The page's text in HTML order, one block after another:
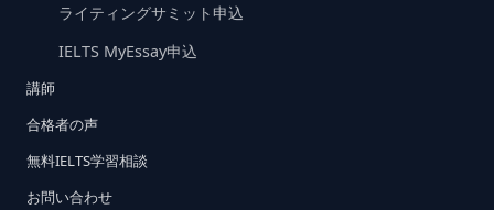
ライティングサミット申込
IELTS MyEssay申込
講師
合格者の声
無料IELTS学習相談
お問い合わせ